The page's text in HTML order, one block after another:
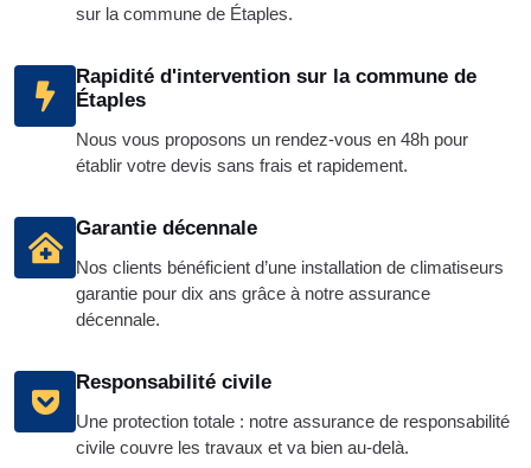
sur la commune de Étaples.
Rapidité d'intervention sur la commune de
Étaples
Nous vous proposons un rendez-vous en 48h pour
établir votre devis sans frais et rapidement.
Garantie décennale
Nos clients bénéficient d’une installation de climatiseurs
garantie pour dix ans grâce à notre assurance
décennale.
Responsabilité civile
Une protection totale : notre assurance de responsabilité
civile couvre les travaux et va bien au-delà.